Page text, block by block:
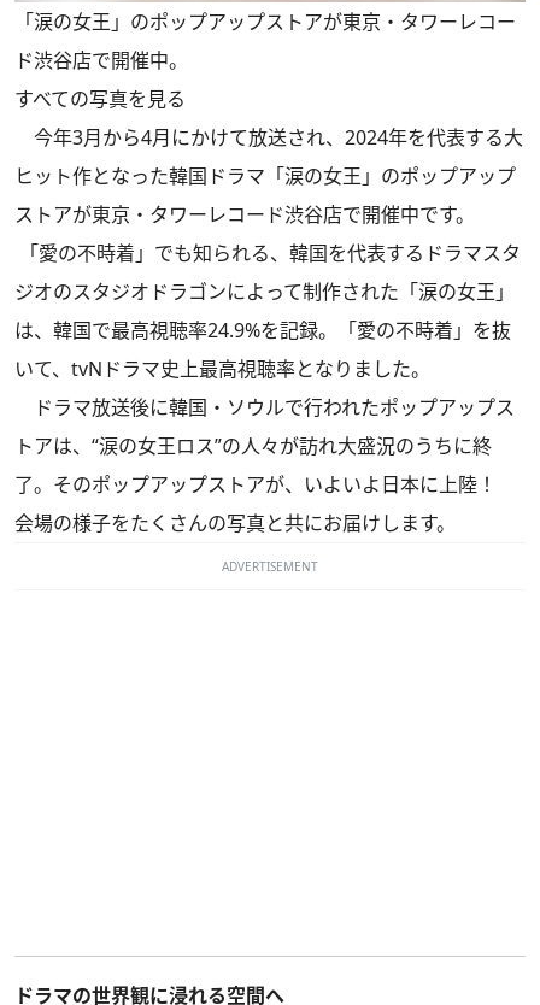
「涙の女王」のポップアップストアが東京・タワーレコー
ド渋谷店で開催中。
すべての写真を見る
今年3月から4月にかけて放送され、2024年を代表する大
ヒット作となった韓国ドラマ「涙の女王」のポップアップ
ストアが東京・タワーレコード渋谷店で開催中です。
「愛の不時着」でも知られる、韓国を代表するドラマスタ
ジオのスタジオドラゴンによって制作された「涙の女王」
は、韓国で最高視聴率24.9%を記録。「愛の不時着」を抜
いて、tvNドラマ史上最高視聴率となりました。
ドラマ放送後に韓国・ソウルで行われたポップアップス
トアは、“涙の女王ロス”の人々が訪れ大盛況のうちに終
了。そのポップアップストアが、いよいよ日本に上陸！
会場の様子をたくさんの写真と共にお届けします。
ADVERTISEMENT
ドラマの世界観に浸れる空間へ